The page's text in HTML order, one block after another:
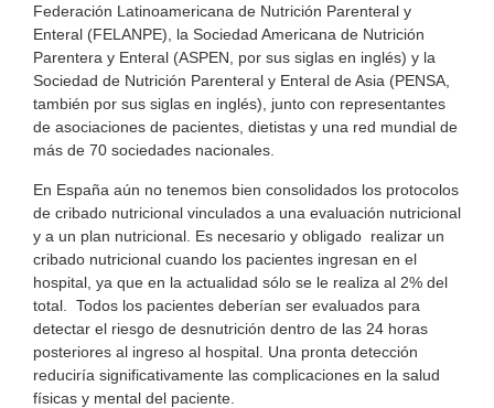
Federación Latinoamericana de Nutrición Parenteral y
Enteral (FELANPE), la Sociedad Americana de Nutrición
Parentera y Enteral (ASPEN, por sus siglas en inglés) y la
Sociedad de Nutrición Parenteral y Enteral de Asia (PENSA,
también por sus siglas en inglés), junto con representantes
de asociaciones de pacientes, dietistas y una red mundial de
más de 70 sociedades nacionales.
En España aún no tenemos bien consolidados los protocolos
de cribado nutricional vinculados a una evaluación nutricional
y a un plan nutricional. Es necesario y obligado realizar un
cribado nutricional cuando los pacientes ingresan en el
hospital, ya que en la actualidad sólo se le realiza al 2% del
total. Todos los pacientes deberían ser evaluados para
detectar el riesgo de desnutrición dentro de las 24 horas
posteriores al ingreso al hospital. Una pronta detección
reduciría significativamente las complicaciones en la salud
físicas y mental del paciente.